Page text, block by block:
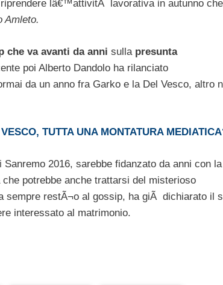
lâ€™attivitÃ lavorativa in autunno
Amleto.
che va avanti da anni sulla presunta
poi Alberto Dandolo ha rilanciato
da un anno fra Garko e la Del Vesco, altro
TUTTA UNA MONTATURA
2016, sarebbe fidanzato da anni con la
potrebbe anche trattarsi del misterioso
sempre restÃ¬o al gossip, ha giÃ dichiarato il
interessato al matrimonio.